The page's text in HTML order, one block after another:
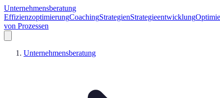
Unternehmensberatung
EffizienzoptimierungCoachingStrategienStrategieentwicklung
von Prozessen
Unternehmensberatung